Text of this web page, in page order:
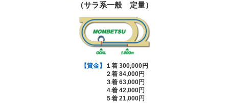
（サラ系一般 定量）
【賞金】
１着 300,000円
２着 84,000円
３着 63,000円
４着 42,000円
５着 21,000円